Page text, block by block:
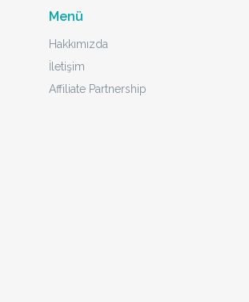
Menü
Hakkımızda
İletişim
Affiliate Partnership